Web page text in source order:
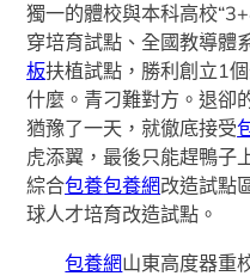
獨一的體校與本科高校
穿培育試點、全國教導體
板扶植試點，勝利創立1
什麼。青刁難對方。退卻
猶豫了一天，就徹底接受
虎添翼，最後只能趕鴨子
綜合包養包養網改造試點
球人才培育改造試點。
包養網山東高度器重